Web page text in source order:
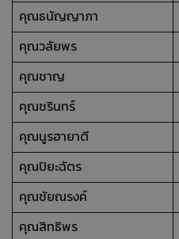
คุณธนัญญาภา
คุณวลัยพร
คุณชาญ
คุณชรินทร์
คุณนูรฮายาตี
คุณปิยะฉัตร
คุณชัยณรงค์
คุณสิทธิพร